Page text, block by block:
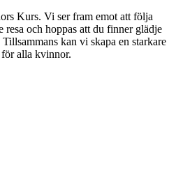
Kurs. Vi ser fram emot att följa
resa och hoppas att du finner glädje
kan vi skapa en starkare
alla kvinnor.